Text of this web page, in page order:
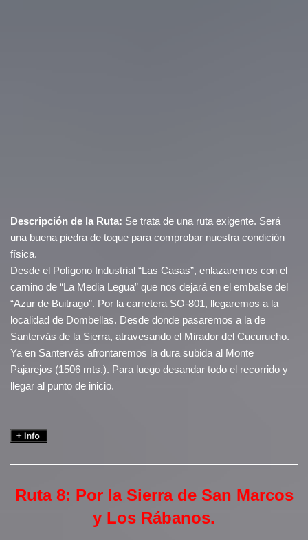
Descripción de la Ruta: Se trata de una ruta exigente. Será
una buena piedra de toque para comprobar nuestra condición
física.
Desde el Polígono Industrial “Las Casas”, enlazaremos con el
camino de “La Media Legua” que nos dejará en el embalse del
“Azur de Buitrago”. Por la carretera SO-801, llegaremos a la
localidad de Dombellas. Desde donde pasaremos a la de
Santervás de la Sierra, atravesando el Mirador del Cucurucho.
Ya en Santervás afrontaremos la dura subida al Monte
Pajarejos (1506 mts.). Para luego desandar todo el recorrido y
llegar al punto de inicio.
Ruta 8: Por la Sierra de San Marcos
y Los Rábanos.